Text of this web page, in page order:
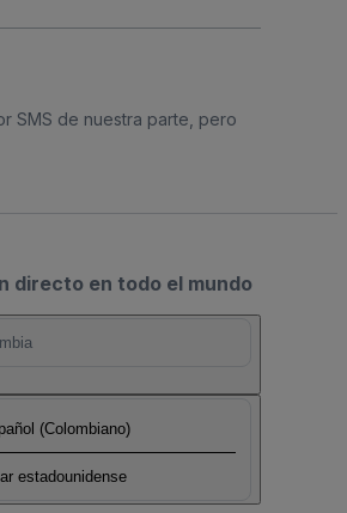
SMS de nuestra parte, pero
directo en todo el mundo
(Colombiano)
estadounidense